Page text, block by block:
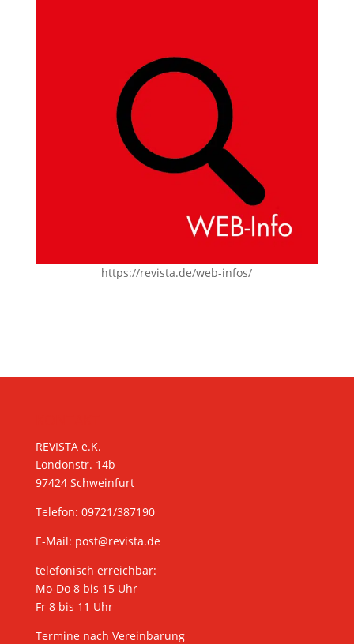
https://revista.de/web-infos/
REVISTA e.K.
Londonstr. 14b
97424 Schweinfurt
Telefon: 09721/387190
E-Mail: post@revista.de
telefonisch erreichbar:
Mo-Do 8 bis 15 Uhr
Fr 8 bis 11 Uhr
Termine nach Vereinbarung